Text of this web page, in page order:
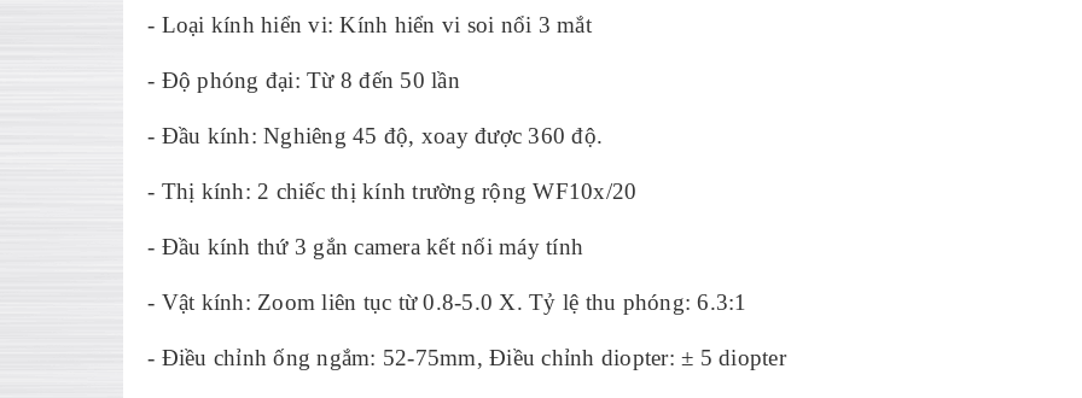
- Loại kính hiển vi: Kính hiển vi soi nổi 3 mắt
- Độ phóng đại: Từ 8 đến 50 lần
- Đầu kính: Nghiêng 45 độ, xoay được 360 độ.
- Thị kính: 2 chiếc thị kính trường rộng WF10x/20
- Đầu kính thứ 3 gắn camera kết nối máy tính
- Vật kính: Zoom liên tục từ 0.8-5.0 X. Tỷ lệ thu phóng: 6.3:1
- Điều chỉnh ống ngắm: 52-75mm, Điều chỉnh diopter: ± 5 diopter